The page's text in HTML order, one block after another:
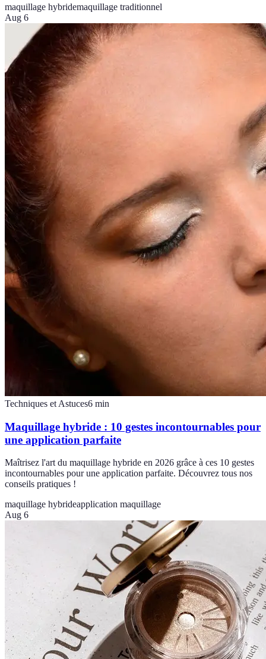
maquillage hybridemaquillage traditionnel
Aug 6
Techniques et Astuces6 min
Maquillage hybride : 10 gestes incontournables pour
une application parfaite
Maîtrisez l'art du maquillage hybride en 2026 grâce à ces 10 gestes
incontournables pour une application parfaite. Découvrez tous nos
conseils pratiques !
maquillage hybrideapplication maquillage
Aug 6